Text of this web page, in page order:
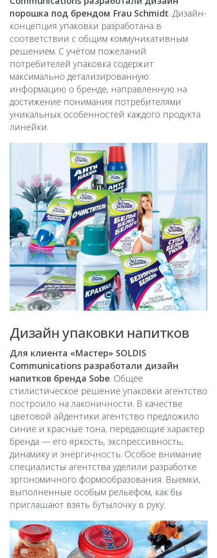
порошка под брендом Frau Schmidt. Дизайн-
концепция упаковки разработана в
соответствии с общим коммуникативным
решением. С учётом пожеланий
потребителей упаковка содержит
максимально детализированную
информацию о бренде, направленную на
достижение понимания потребителями
уникальных особенностей каждого продукта
линейки.
Дизайн упаковки напитков
Для клиента «Мастер» SOLDIS
Сommunications разработали дизайн
напитков бренда Sobe. Общее
стилистическое решение упаковки агентство
построило на лаконичности. В качестве
цветовой айдентики агентство предложило
синие и красные тона, передающие характер
бренда — его яркость, экспрессивность,
динамику и энергичность. Особое внимание
специалисты агентства уделили разработке
эргономичного формообразования. Выемки,
выполненные особым рельефом, как бы
приглашают взять бутылочку в руку.